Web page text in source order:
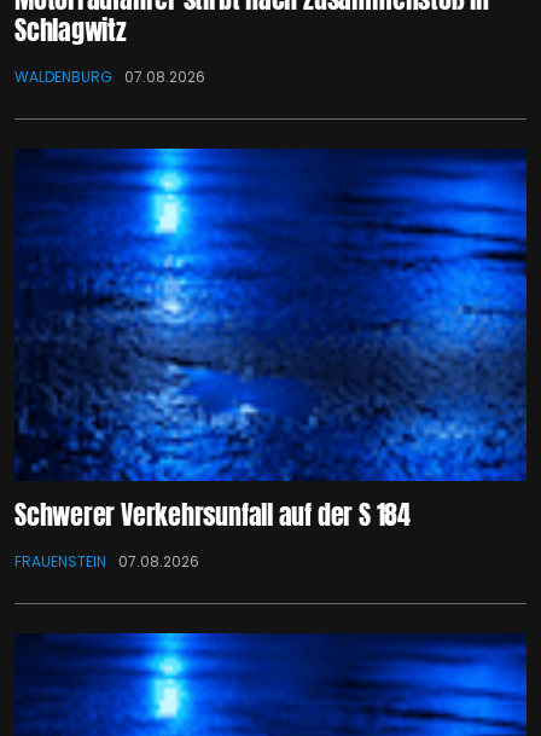
Schlagwitz
WALDENBURG 07.08.2026
Schwerer Verkehrsunfall auf der S 184
FRAUENSTEIN 07.08.2026